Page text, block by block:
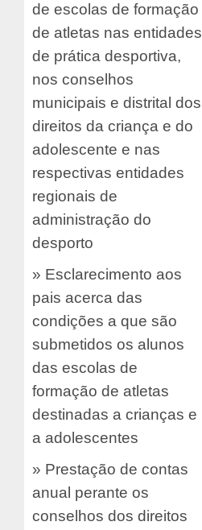
de escolas de formação
de atletas nas entidades
de prática desportiva,
nos conselhos
municipais e distrital dos
direitos da criança e do
adolescente e nas
respectivas entidades
regionais de
administração do
desporto
» Esclarecimento aos
pais acerca das
condições a que são
submetidos os alunos
das escolas de
formação de atletas
destinadas a crianças e
a adolescentes
» Prestação de contas
anual perante os
conselhos dos direitos